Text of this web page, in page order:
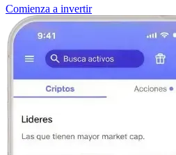
Comienza a invertir